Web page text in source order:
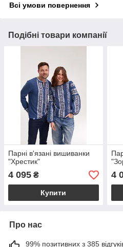
Всі умови повернення
Подібні товари компанії
Парні в'язані вишиванки
"Хрестик"
4 095 ₴
Купити
4
Про нас
99% позитивних з 385